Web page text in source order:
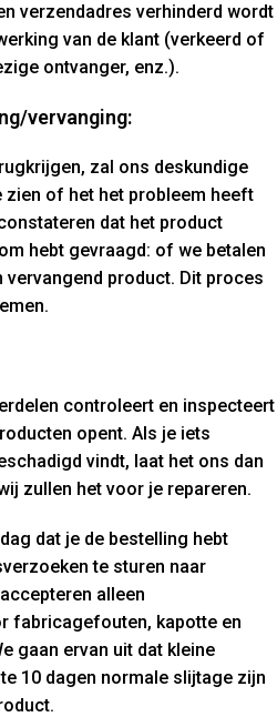
verzendadres verhinderd wordt
van de klant (verkeerd of
ontvanger, enz.).
vervanging:
zal ons deskundige
of het het probleem heeft
dat het product
hebt gevraagd: of we betalen
product. Dit proces
controleert en inspecteert
opent. Als je iets
vindt, laat het ons dan
zullen het voor je repareren.
dat je de bestelling hebt
te sturen naar
alleen
fabricagefouten, kapotte en
gaan ervan uit dat kleine
10 dagen normale slijtage zijn